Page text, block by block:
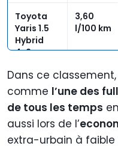
Toyota
Yaris 1.5
Hybrid
4x2
(2020)
3,60
l/100 km
Suzuki
Swace
Hybrid 1.8
2WD
3,70
l/100 km
Dans ce
comme l’une des
de tous les temps
aussi lors de l’
extra-urbain à faible